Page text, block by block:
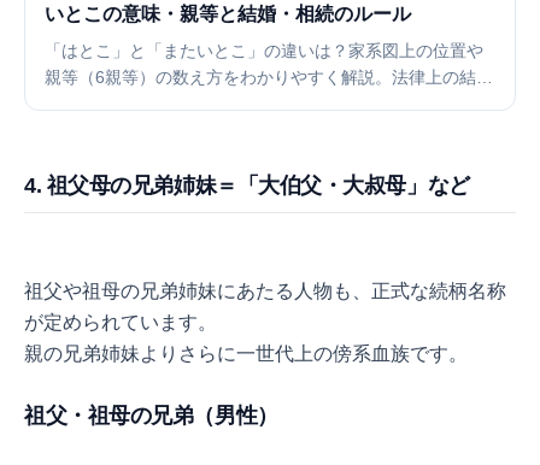
いとこの意味・親等と結婚・相続のルール
「はとこ」と「またいとこ」の違いは？家系図上の位置や
親等（6親等）の数え方をわかりやすく解説。法律上の結婚
4. 祖父母の兄弟姉妹＝「大伯父・大叔母」など
祖父や祖母の兄弟姉妹にあたる人物も、正式な続柄名称
が定められています。
親の兄弟姉妹よりさらに一世代上の傍系血族です。
祖父・祖母の兄弟（男性）